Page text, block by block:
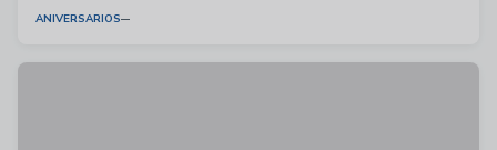
ANIVERSARIOS